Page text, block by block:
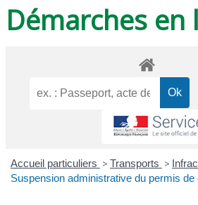
Démarches en
Accueil particuliers > Transports >
Suspension administrative du permis de